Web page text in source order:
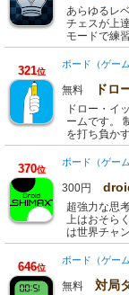
あらゆるレ
チェスが上
モードで練
321位
ボード（ゲーム
無料 ドロ
ドロー・イ
ームです。
を打ち負か
370位
ボード（ゲーム
300円
超強力な思
上はおそら
は世界チャ
646位
ボード（ゲーム
無料 対局